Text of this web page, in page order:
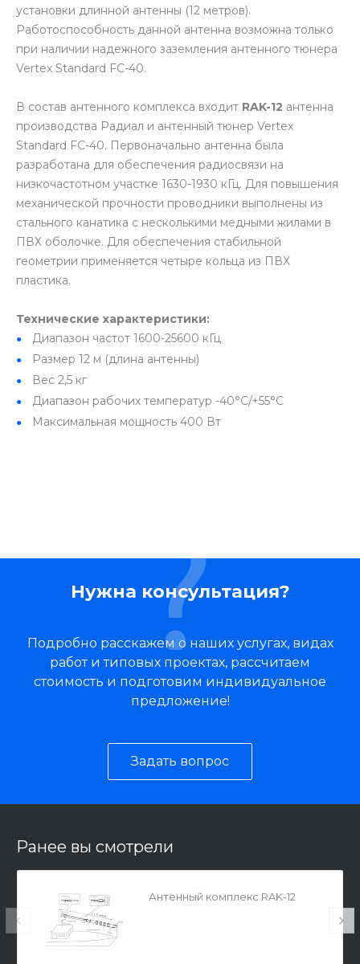
установки длинной антенны (12 метров).
Работоспособность данной антенна возможна только
при наличии надежного заземления антенного тюнера
Vertex Standard FC-40.
В состав антенного комплекса входит RAK-12 антенна
производства Радиал и антенный тюнер Vertex
Standard FC-40. Первоначально антенна была
разработана для обеспечения радиосвязи на
низкочастотном участке 1630-1930 кГц. Для повышения
механической прочности проводники выполнены из
стального канатика с несколькими медными жилами в
ПВХ оболочке. Для обеспечения стабильной
геометрии применяется четыре кольца из ПВХ
пластика.
Технические характеристики:
Диапазон частот 1600-25600 кГц
Размер 12 м (длина антенны)
Вес 2,5 кг
Диапазон рабочих температур -40°С/+55°С
Максимальная мощность 400 Вт
Нужна консультация?
Подробно расскажем о наших услугах, видах
работ и типовых проектах, рассчитаем
стоимость и подготовим индивидуальное
предложение!
Задать вопрос
Ранее вы смотрели
Антенный комплекс RAK-12